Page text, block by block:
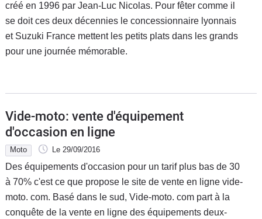
créé en 1996 par Jean-Luc Nicolas. Pour fêter comme il
se doit ces deux décennies le concessionnaire lyonnais
et Suzuki France mettent les petits plats dans les grands
pour une journée mémorable.
Vide-moto: vente d'équipement
d'occasion en ligne
Moto Le 29/09/2016
Des équipements d'occasion pour un tarif plus bas de 30
à 70% c'est ce que propose le site de vente en ligne vide-
moto. com. Basé dans le sud, Vide-moto. com part à la
conquête de la vente en ligne des équipements deux-